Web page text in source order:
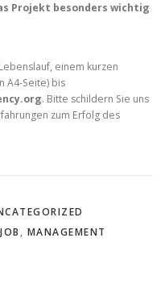
Projekt besonders wichtig
einem kurzen
A4-Seite) bis
. Bitte schildern Sie uns
zum Erfolg des
JOB , MANAGEMENT